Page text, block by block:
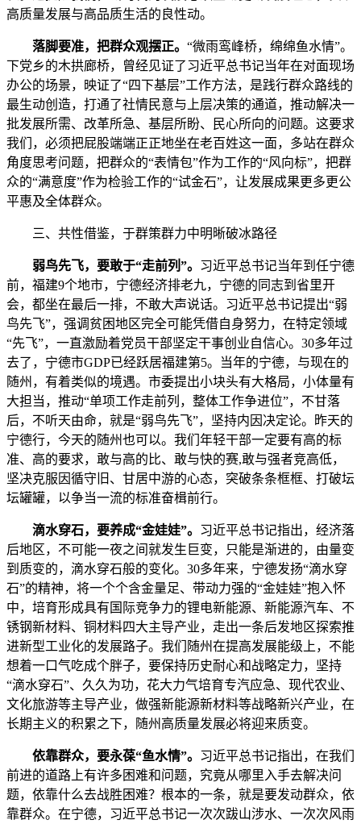
高质量发展与高品质生活的良性动。
落脚要准，把群众观摆正。 “微雨鸾峰桥，绵绵鱼水情”。
下党乡的木拱廊桥，曾经见证了习近平总书记当年在对面现场
办公的场景，映证了“四下基层”工作方法，是践行群众路线的
最生动创造，打通了社情民意与上层决策的通道，推动解决一
批发展所需、改革所急、基层所盼、民心所向的问题。这要求
我们，必须把屁股端端正正地坐在老百姓这一面，多站在群众
角度思考问题，把群众的“表情包”作为工作的“风向标”，把群
众的“满意度”作为检验工作的“试金石”，让发展成果更多更公
平惠及全体群众。
三、共性借鉴，于群策群力中明晰破冰路径
弱鸟先飞，要敢于“走前列”。 习近平总书记当年到任宁德
前，福建9个地市，宁德经济排老九，宁德的同志到省里开
会，都坐在最后一排，不敢大声说话。习近平总书记提出“弱
鸟先飞”，强调贫困地区完全可能凭借自身努力，在特定领域
“先飞”，一直激励着党员干部坚定干事创业自信心。30多年过
去了，宁德市GDP已经跃居福建第5。当年的宁德，与现在的
随州，有着类似的境遇。市委提出小块头有大格局，小体量有
大担当，推动“单项工作走前列，整体工作争进位”，不甘落
后，不听天由命，就是“弱鸟先飞”，坚持内因决定论。昨天的
宁德行，今天的随州也可以。我们年轻干部一定要有高的标
准、高的要求，敢与高的比、敢与快的赛,敢与强者竞高低，
坚决克服因循守旧、甘居中游的心态，突破条条框框、打破坛
坛罐罐，以争当一流的标准奋楫前行。
滴水穿石，要养成“金娃娃”。 习近平总书记指出，经济落
后地区，不可能一夜之间就发生巨变，只能是渐进的，由量变
到质变的，滴水穿石般的变化。30多年来，宁德发扬“滴水穿
石”的精神，将一个个含金量足、带动力强的“金娃娃”抱入怀
中，培育形成具有国际竞争力的锂电新能源、新能源汽车、不
锈钢新材料、铜材料四大主导产业，走出一条后发地区探索推
进新型工业化的发展路子。我们随州在提高发展能级上，不能
想着一口气吃成个胖子，要保持历史耐心和战略定力，坚持
“滴水穿石”、久久为功，花大力气培育专汽应急、现代农业、
文化旅游等主导产业，做强新能源新材料等战略新兴产业，在
长期主义的积累之下，随州高质量发展必将迎来质变。
依靠群众，要永葆“鱼水情”。 习近平总书记指出，在我们
前进的道路上有许多困难和问题，究竟从哪里入手去解决问
题，依靠什么去战胜困难？根本的一条，就是要发动群众，依
靠群众。在宁德，习近平总书记一次次跋山涉水、一次次风雨